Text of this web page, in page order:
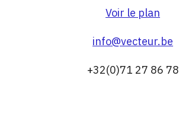
Voir le plan
info@vecteur.be
+32(0)71 27 86 78